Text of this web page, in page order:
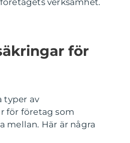
verksamhet.
för
typer av
för företag som
mellan. Här är några